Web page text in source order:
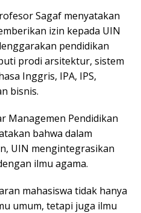
Sagaf menyatakan
izin kepada UIN
pendidikan
prodi arsitektur, sistem
Inggris, IPA, IPS,
bisnis.
Managemen Pendidikan
bahwa dalam
UIN mengintegrasikan
ilmu agama.
mahasiswa tidak hanya
umum, tetapi juga ilmu